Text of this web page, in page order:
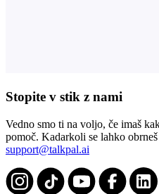
Stopite v stik z nami
Vedno smo ti na voljo, če imaš
pomoč. Kadarkoli se lahko
support@talkpal.ai